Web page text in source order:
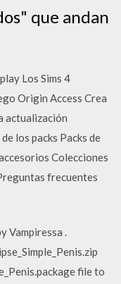
que andan
Los Sims 4
Origin Access Crea
actualización
los packs Packs de
Colecciones
frecuentes
Vampiressa .
file to